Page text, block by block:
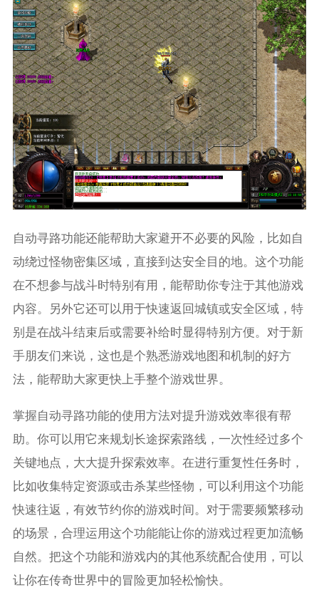
自动寻路功能还能帮助大家避开不必要的风险，比如自
动绕过怪物密集区域，直接到达安全目的地。这个功能
在不想参与战斗时特别有用，能帮助你专注于其他游戏
内容。另外它还可以用于快速返回城镇或安全区域，特
别是在战斗结束后或需要补给时显得特别方便。对于新
手朋友们来说，这也是个熟悉游戏地图和机制的好方
法，能帮助大家更快上手整个游戏世界。
掌握自动寻路功能的使用方法对提升游戏效率很有帮
助。你可以用它来规划长途探索路线，一次性经过多个
关键地点，大大提升探索效率。在进行重复性任务时，
比如收集特定资源或击杀某些怪物，可以利用这个功能
快速往返，有效节约你的游戏时间。对于需要频繁移动
的场景，合理运用这个功能能让你的游戏过程更加流畅
自然。把这个功能和游戏内的其他系统配合使用，可以
让你在传奇世界中的冒险更加轻松愉快。